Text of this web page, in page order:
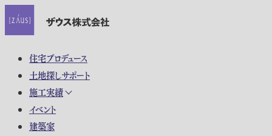
住宅プロデュース
土地探しサポート
施工実績
イベント
建築家